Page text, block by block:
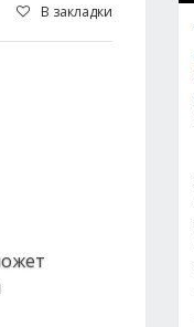
В закладки